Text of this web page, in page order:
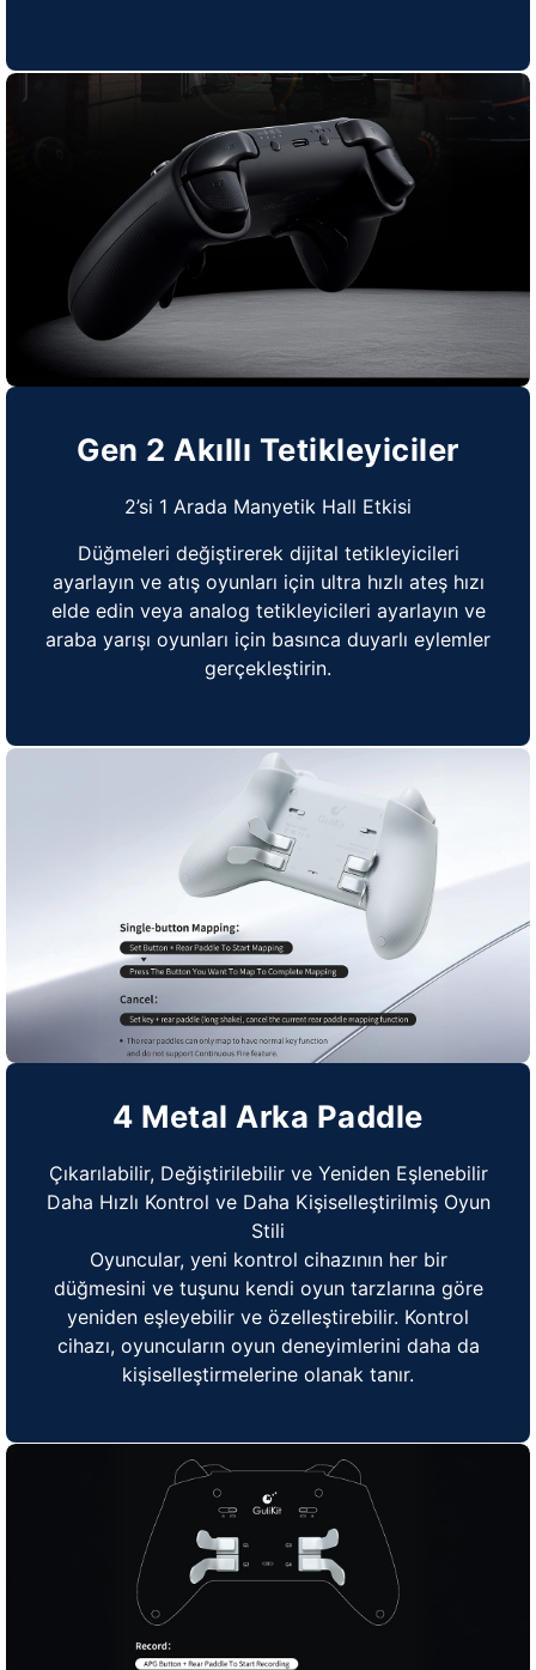
Gen 2 Akıllı Tetikleyiciler
2’si 1 Arada Manyetik Hall Etkisi
Düğmeleri değiştirerek dijital tetikleyicileri
ayarlayın ve atış oyunları için ultra hızlı ateş hızı
elde edin veya analog tetikleyicileri ayarlayın ve
araba yarışı oyunları için basınca duyarlı eylemler
gerçekleştirin.
4 Metal Arka Paddle
Çıkarılabilir, Değiştirilebilir ve Yeniden Eşlenebilir
Daha Hızlı Kontrol ve Daha Kişiselleştirilmiş Oyun
Stili
Oyuncular, yeni kontrol cihazının her bir
düğmesini ve tuşunu kendi oyun tarzlarına göre
yeniden eşleyebilir ve özelleştirebilir. Kontrol
cihazı, oyuncuların oyun deneyimlerini daha da
kişiselleştirmelerine olanak tanır.